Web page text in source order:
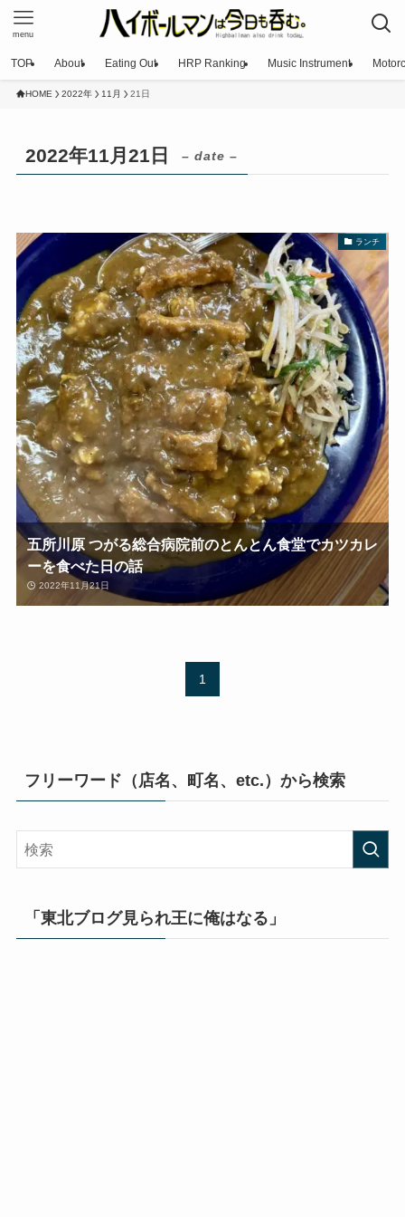
menu
TOP About Eating Out HRP Ranking Music Instrument
HOME 2022年 11月 21日
2022年11月21日 – date –
ランチ
五所川原 つがる総合病院前のとんとん食堂でカツカレ
ーを食べた日の話
2022年11月21日
1
フリーワード（店名、町名、etc.）から検索
「東北ブログ見られ王に俺はなる」